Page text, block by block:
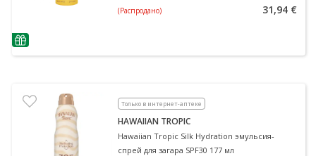
nõuanne
(Распродано) 31,94 €
Только в интернет-аптеке
HAWAIIAN TROPIC
Hawaiian Tropic Silk Hydration эмульсия-
спрей для загара SPF30 177 мл